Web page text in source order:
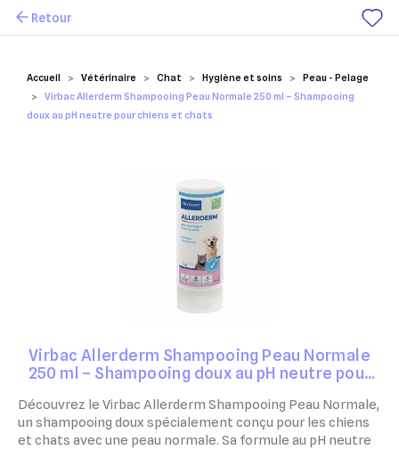
Mes favoris
Accueil Vétérinaire Chat Hygiène et soins
Peau - Pelage
Virbac Allerderm Shampooing Peau Normale 250 ml – Shampooing
doux au pH neutre pour chiens et chats
Retour
Virbac Allerderm Shampooing Peau Normale
250 ml – Shampooing doux au pH neutre pour
Découvrez le Virbac Allerderm Shampooing Peau Normale,
un shampooing doux spécialement conçu pour les chiens
et chats avec une peau normale. Sa formule au pH neutre